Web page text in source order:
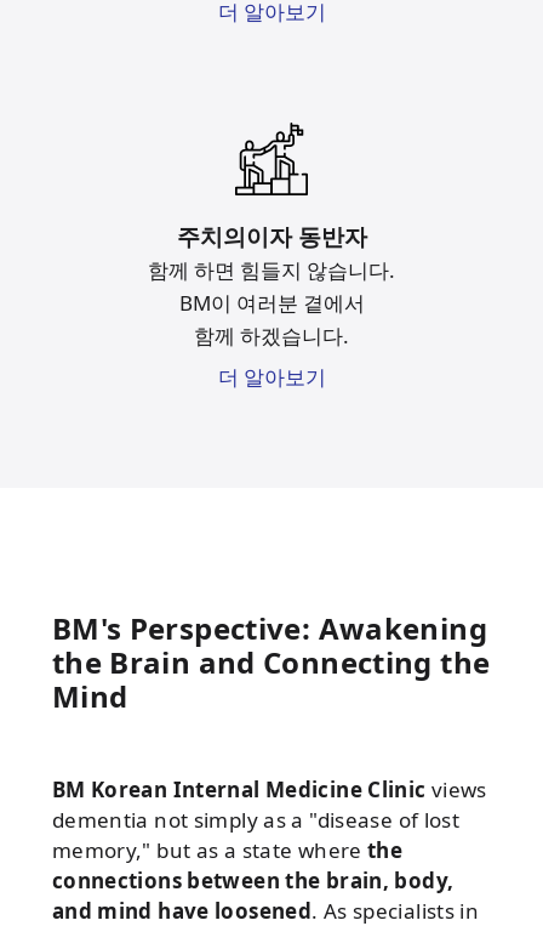
더 알아보기
주치의이자 동반자
함께 하면 힘들지 않습니다.
BM이 여러분 곁에서
함께 하겠습니다.
더 알아보기
BM's Perspective: Awakening
the Brain and Connecting the
Mind
BM Korean Internal Medicine Clinic views
dementia not simply as a "disease of lost
memory," but as a state wherethe
connections between the brain, body,
and mind have loosened. As specialists in